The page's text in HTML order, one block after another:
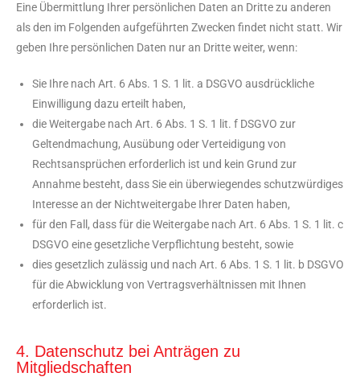
Eine Übermittlung Ihrer persönlichen Daten an Dritte zu anderen
als den im Folgenden aufgeführten Zwecken findet nicht statt. Wir
geben Ihre persönlichen Daten nur an Dritte weiter, wenn:
Sie Ihre nach Art. 6 Abs. 1 S. 1 lit. a DSGVO ausdrückliche
Einwilligung dazu erteilt haben,
die Weitergabe nach Art. 6 Abs. 1 S. 1 lit. f DSGVO zur
Geltendmachung, Ausübung oder Verteidigung von
Rechtsansprüchen erforderlich ist und kein Grund zur
Annahme besteht, dass Sie ein überwiegendes schutzwürdiges
Interesse an der Nichtweitergabe Ihrer Daten haben,
für den Fall, dass für die Weitergabe nach Art. 6 Abs. 1 S. 1 lit. c
DSGVO eine gesetzliche Verpflichtung besteht, sowie
dies gesetzlich zulässig und nach Art. 6 Abs. 1 S. 1 lit. b DSGVO
für die Abwicklung von Vertragsverhältnissen mit Ihnen
erforderlich ist.
4. Datenschutz bei Anträgen zu
Mitgliedschaften